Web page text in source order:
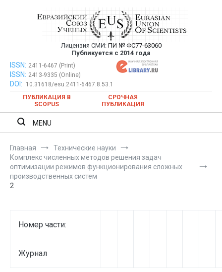
Евразийский Союз Ученых —
публикация научных статей в
ежемесячном научном журнале
Лицензия СМИ: ПИ № ФС77-63060
Публикуется с 2014 года
Евразийский Союз Ученых — публикация научных статей в
ежемесячном научном журнале
ISSN: 2411-6467 (Print)
ISSN: 2413-9335 (Online)
DOI:
10.31618/esu.2411-6467.8.53.1
ПУБЛИКАЦИЯ В
SCOPUS
СРОЧНАЯ
ПУБЛИКАЦИЯ
MENU
Главная
Технические науки
Комплекс численных методов решения задач
оптимизации режимов функционирования сложных
производственных систем
2
Номер части:
Журнал